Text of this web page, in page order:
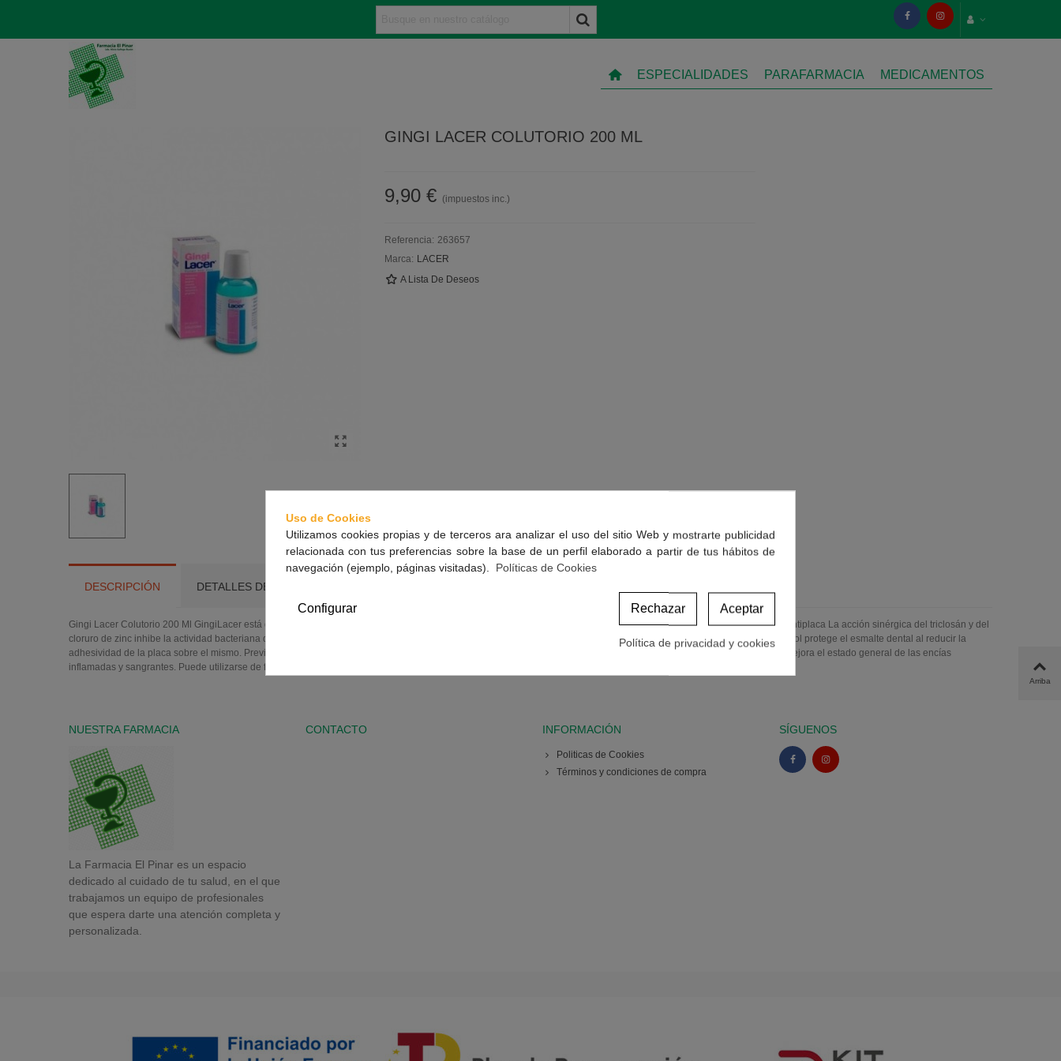
ESPECIALIDADES PARAFARMACIA MEDICAMENTOS
GINGI LACER COLUTORIO 200 ML
9,90 € (impuestos inc.)
Referencia: 263657
Marca: LACER
A Lista De Deseos
DESCRIPCIÓN DETALLES DEL PRODUCTO
Gingi Lacer Colutorio 200 Ml GingiLacer está desarrollado para reducir la formación de placa, restableciendo al mismo tiempo el buen estado de los tejidos gingivales. Antiplaca La acción sinérgica del triclosán y del
cloruro de zinc inhibe la actividad bacteriana de forma prolongada, reduciendo la formación de placa dental, principal factor causante de gingivitis. Adicionalmente, el xilitol protege el esmalte dental al reducir la
adhesividad de la placa sobre el mismo. Previene el sangrado gingival. La capacidad astringente del zinc reduce el sangrado gingival, atenúa el proceso congestivo y mejora el estado general de las encías
inflamadas y sangrantes. Puede utilizarse de forma continuada como higiene habitual, ya que no irrita las encías ni modifica el color de los dientes. Marca: GINGI LACER
NUESTRA FARMACIA
La Farmacia El Pinar es un espacio
dedicado al cuidado de tu salud, en el que
trabajamos un equipo de profesionales
que espera darte una atención completa y
personalizada.
CONTACTO INFORMACIÓN
Politicas de Cookies
Términos y condiciones de compra
SÍGUENOS
Arriba
Uso de Cookies
Utilizamos cookies propias y de terceros ara analizar el uso del sitio Web y mostrarte publicidad
relacionada con tus preferencias sobre la base de un perfil elaborado a partir de tus hábitos de
navegación (ejemplo, páginas visitadas). Políticas de Cookies
Aceptar
Rechazar
Configurar
Política de privacidad y cookies